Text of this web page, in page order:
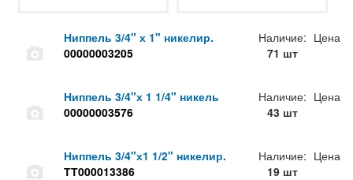
Ниппель 3/4" х 1" никелир.
00000003205
Наличие:
71 шт
Цена
Ниппель 3/4"х 1 1/4" никель
00000003576
Наличие:
43 шт
Цена
Ниппель 3/4"х1 1/2" никелир.
ТТ000013386
Наличие:
19 шт
Цена